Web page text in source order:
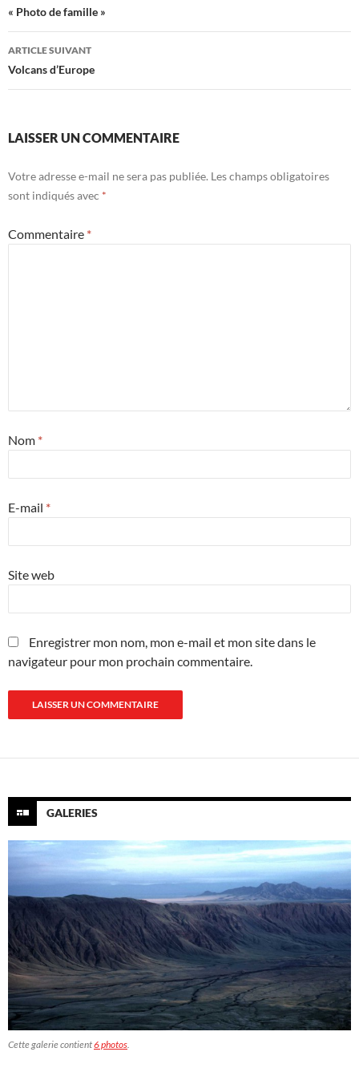
des
articles
« Photo de famille »
ARTICLE SUIVANT
Volcans d’Europe
LAISSER UN COMMENTAIRE
Votre adresse e-mail ne sera pas publiée. Les champs obligatoires
sont indiqués avec *
Commentaire *
Nom *
E-mail *
Site web
Enregistrer mon nom, mon e-mail et mon site dans le
navigateur pour mon prochain commentaire.
GALERIES
Cette galerie contient6 photos